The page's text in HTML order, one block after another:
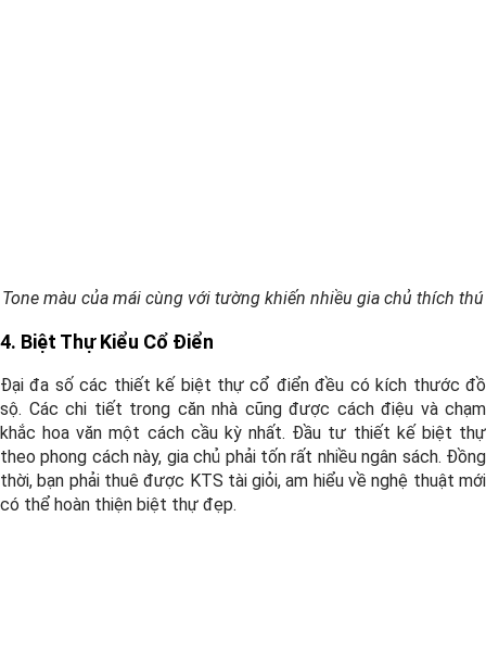
Tone màu của mái cùng với tường khiến nhiều gia chủ thích thú
4. Biệt Thự Kiểu Cổ Điển
Đại đa số các thiết kế biệt thự cổ điển đều có kích thước đồ
sộ. Các chi tiết trong căn nhà cũng được cách điệu và chạm
khắc hoa văn một cách cầu kỳ nhất. Đầu tư thiết kế biệt thự
theo phong cách này, gia chủ phải tốn rất nhiều ngân sách. Đồng
thời, bạn phải thuê được KTS tài giỏi, am hiểu về nghệ thuật mới
có thể hoàn thiện biệt thự đẹp.